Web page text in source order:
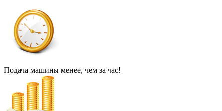
Подача машины менее, чем за час!